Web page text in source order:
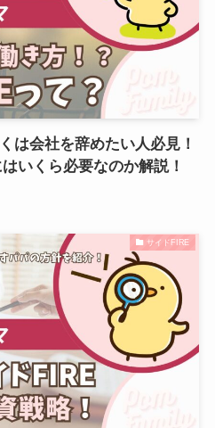
は会社を辞めたい人必見！
いくら必要なのか解説！
サイドFIRE